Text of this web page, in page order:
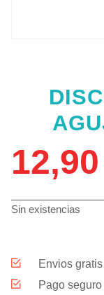
12,90
Sin existencias
Envios gratis
Pago seguro